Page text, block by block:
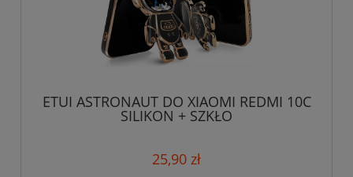
ETUI ASTRONAUT DO XIAOMI REDMI 10C
SILIKON + SZKŁO
25,90 zł